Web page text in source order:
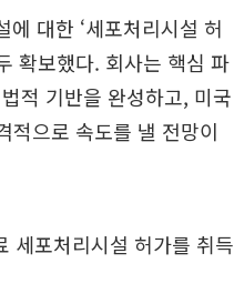
대한 ‘세포처리시설 허
확보했다. 회사는 핵심 파
적 기반을 완성하고, 미국
적으로 속도를 낼 전망이
세포처리시설 허가를 취득